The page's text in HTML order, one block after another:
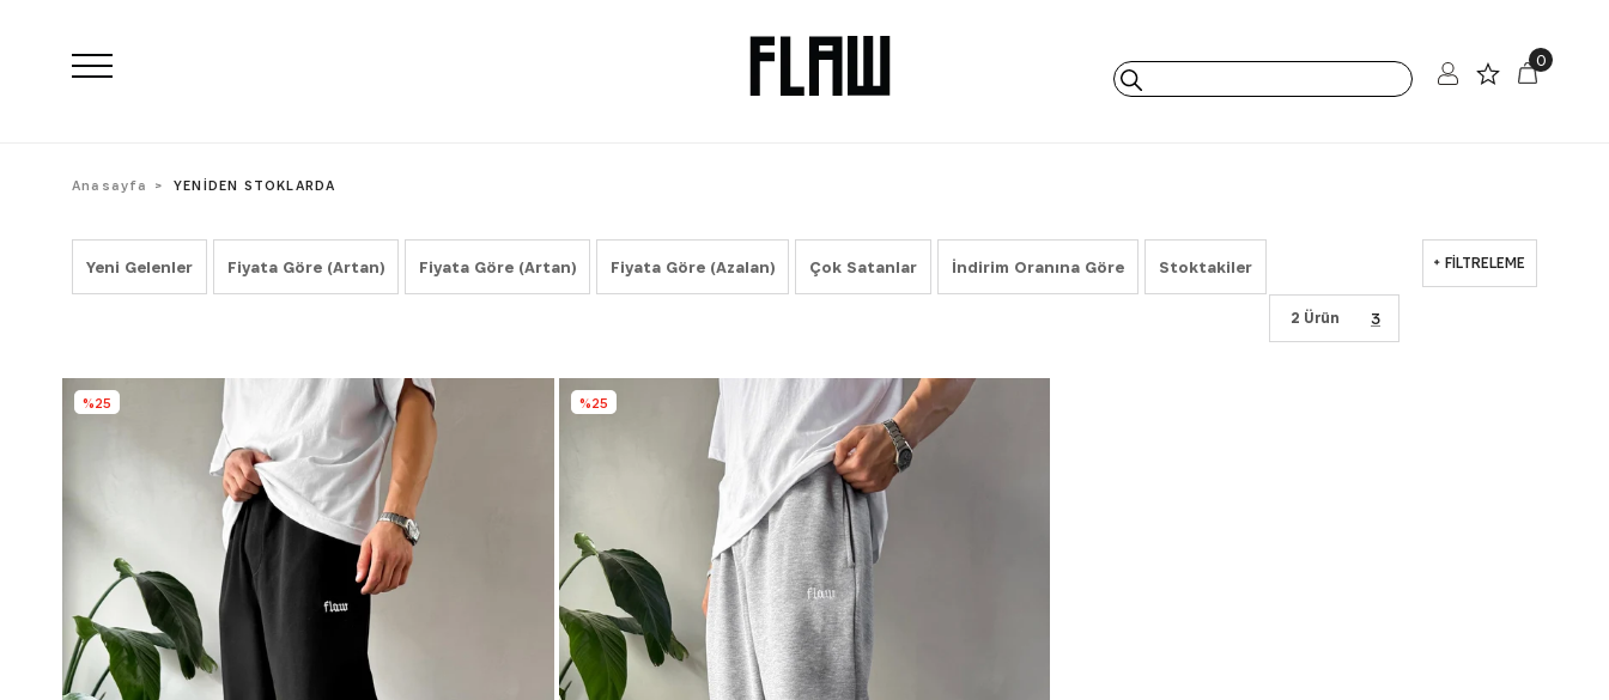
0
Anasayfa YENİDEN STOKLARDA
FILTRELEME
Yeni Gelenler Fiyata Göre (Artan) Fiyata Göre (Artan) Fiyata Göre (Azalan) Çok Satanlar İndirim Oranına Göre Stoktakiler
2 Ürün
%25 %25